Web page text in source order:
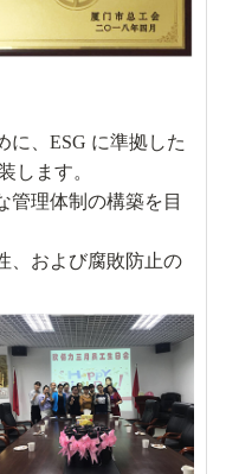
に、ESG に準拠した
します。
管理体制の構築を目
、および腐敗防止の